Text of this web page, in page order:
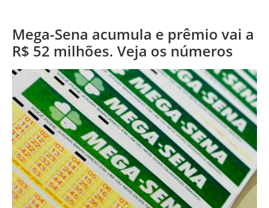
Mega-Sena acumula e prêmio vai a
R$ 52 milhões. Veja os números